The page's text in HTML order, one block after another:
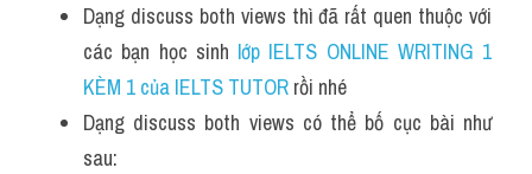
Dạng discuss both views thì đã rất quen thuộc với
các bạn học sinh lớp IELTS ONLINE WRITING 1
KÈM 1 của IELTS TUTOR rồi nhé
Dạng discuss both views có thể bố cục bài như
sau: